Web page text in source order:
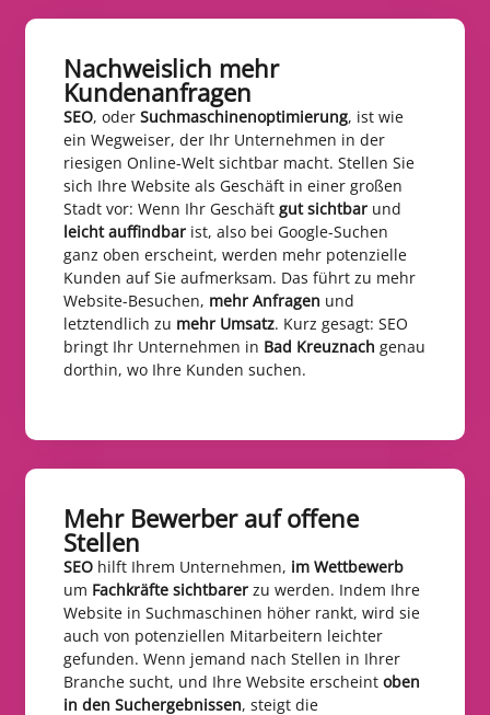
Nachweislich mehr
Kundenanfragen​
SEO, oder Suchmaschinenoptimierung, ist wie
ein Wegweiser, der Ihr Unternehmen in der
riesigen Online-Welt sichtbar macht. Stellen Sie
sich Ihre Website als Geschäft in einer großen
Stadt vor: Wenn Ihr Geschäft gut sichtbar und
leicht auffindbar ist, also bei Google-Suchen
ganz oben erscheint, werden mehr potenzielle
Kunden auf Sie aufmerksam. Das führt zu mehr
Website-Besuchen, mehr Anfragen und
letztendlich zu mehr Umsatz. Kurz gesagt: SEO
bringt Ihr Unternehmen in Bad Kreuznach genau
dorthin, wo Ihre Kunden suchen.
Mehr Bewerber auf offene
Stellen​
SEO hilft Ihrem Unternehmen, im Wettbewerb
um Fachkräfte sichtbarer zu werden. Indem Ihre
Website in Suchmaschinen höher rankt, wird sie
auch von potenziellen Mitarbeitern leichter
gefunden. Wenn jemand nach Stellen in Ihrer
Branche sucht, und Ihre Website erscheint oben
in den Suchergebnissen, steigt die